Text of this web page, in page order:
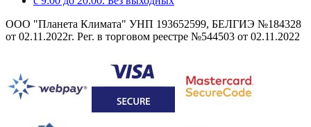
ООО "Планета Климата" УНП 193652599, БЕЛГИЭ №184328
от 02.11.2022г. Рег. в торговом реестре №544503 от 02.11.2022